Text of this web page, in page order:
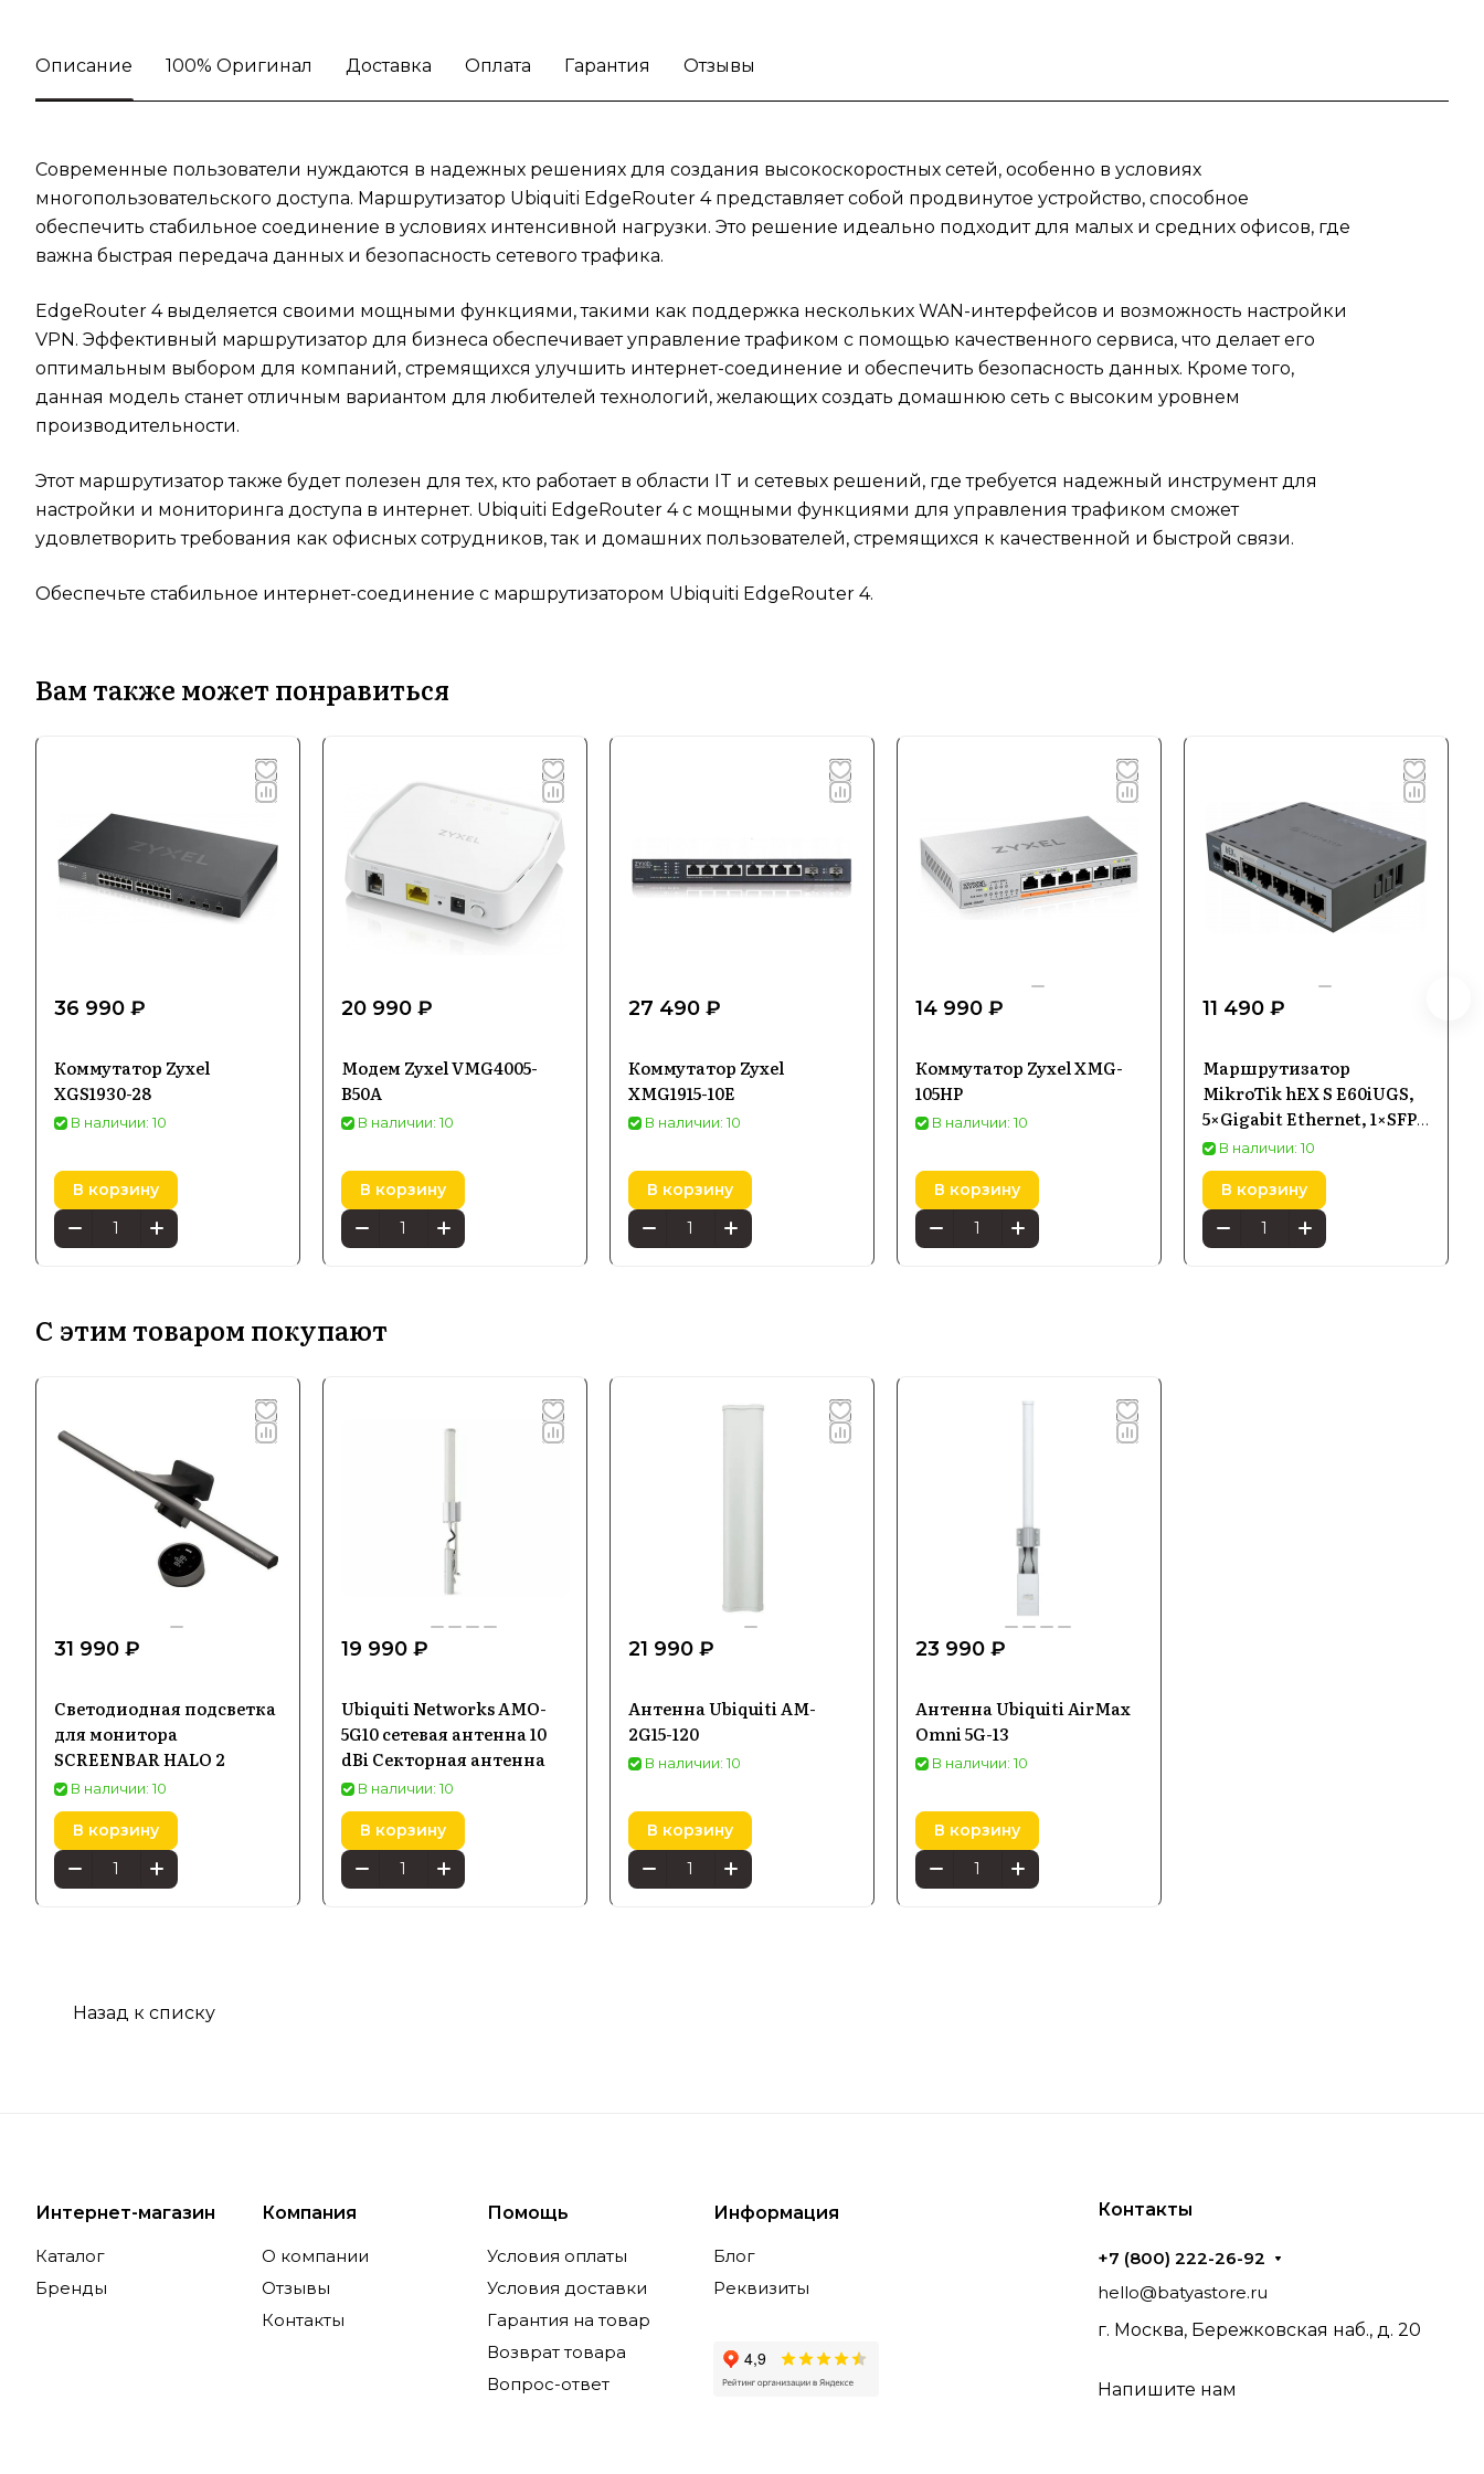
кто работает в области IT и сетевых решений,
для управления трафиком сможет
удовлетворить требования как офисных
сотрудников, так и домашних пользователей,
стремящихся к качественной и быстрой
соединение с маршрутизатором Ubiquiti
Описание 100% Оригинал Доставка Оплата Гарантия Отзывы
Современные пользователи нуждаются в надежных решениях для создания высокоскоростных сетей, особенно в условиях
многопользовательского доступа. Маршрутизатор Ubiquiti EdgeRouter 4 представляет собой продвинутое устройство, способное
обеспечить стабильное соединение в условиях интенсивной нагрузки. Это решение идеально подходит для малых и средних офисов, где
важна быстрая передача данных и безопасность сетевого трафика.
EdgeRouter 4 выделяется своими мощными функциями, такими как поддержка нескольких WAN-интерфейсов и возможность настройки
VPN. Эффективный маршрутизатор для бизнеса обеспечивает управление трафиком с помощью качественного сервиса, что делает его
оптимальным выбором для компаний, стремящихся улучшить интернет-соединение и обеспечить безопасность данных. Кроме того,
данная модель станет отличным вариантом для любителей технологий, желающих создать домашнюю сеть с высоким уровнем
производительности.
Этот маршрутизатор также будет полезен для тех, кто работает в области IT и сетевых решений, где требуется надежный инструмент для
настройки и мониторинга доступа в интернет. Ubiquiti EdgeRouter 4 с мощными функциями для управления трафиком сможет
удовлетворить требования как офисных сотрудников, так и домашних пользователей, стремящихся к качественной и быстрой связи.
Обеспечьте стабильное интернет-соединение с маршрутизатором Ubiquiti EdgeRouter 4.
Вам также может понравиться
36 990 ₽
Коммутатор Zyxel
XGS1930-28
В наличии: 10
В корзину
20 990 ₽
Модем Zyxel VMG4005-
B50A
В наличии: 10
В корзину
27 490 ₽
Коммутатор Zyxel
XMG1915-10E
В наличии: 10
В корзину
14 990 ₽
Коммутатор Zyxel XMG-
105HP
В наличии: 10
В корзину
11 490 ₽
Маршрутизатор
MikroTik hEX S E60iUGS,
5×Gigabit Ethernet, 1×SFP,
PoE-in
В наличии: 10
В корзину
С этим товаром покупают
31 990 ₽
Светодиодная подсветка
для монитора
SCREENBAR HALO 2
В наличии: 10
В корзину
19 990 ₽
Ubiquiti Networks AMO-
5G10 сетевая антенна 10
dBi Секторная антенна
В наличии: 10
В корзину
21 990 ₽
Антенна Ubiquiti AM-
2G15-120
В наличии: 10
В корзину
23 990 ₽
Антенна Ubiquiti AirMax
Omni 5G-13
В наличии: 10
В корзину
Назад к списку
Интернет-магазин
Каталог
Бренды
Компания
О компании
Отзывы
Контакты
Помощь
Условия оплаты
Условия доставки
Гарантия на товар
Возврат товара
Вопрос-ответ
Информация
Блог
Реквизиты
Контакты
+7 (800) 222-26-92
hello@batyastore.ru
г. Москва, Бережковская наб., д. 20
Напишите нам